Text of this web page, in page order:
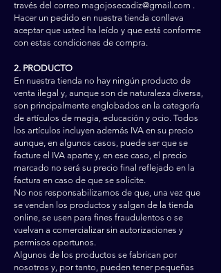
través del correo magojosecadiz@gmail.com .
Hacer un pedido en nuestra tienda conlleva
aceptar que usted ha leído y que está conforme
con estas condiciones de compra.
2. PRODUCTO
En nuestra tienda no hay ningún producto de
venta ilegal y, aunque son de naturaleza diversa,
son principalmente englobados en la categoría
de artículos de magia, educación y ocio. Todos
los artículos incluyen además IVA en su precio
aunque, en algunos casos, puede ser que se
facture el IVA aparte y, en ese caso, el precio
marcado no será su precio final reflejado en la
factura en caso de que se solicite.
No nos responsabilizamos de que, una vez que
se vendan los productos y salgan de la tienda
online, se usen para fines fraudulentos o se
vuelvan a comercializar sin autorizaciones y
permisos oportunos.
Algunos de los productos se fabrican por
nosotros y, por tanto, pueden tener pequeñas